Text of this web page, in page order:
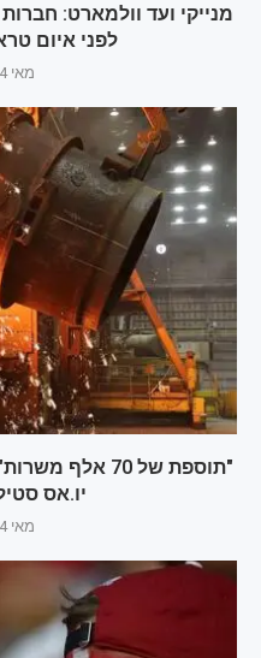
מנייקי ועד וולמארט:
לפני איום
מאי 24, 2025
"תוספת של 70
יו.אס
מאי 24, 2025